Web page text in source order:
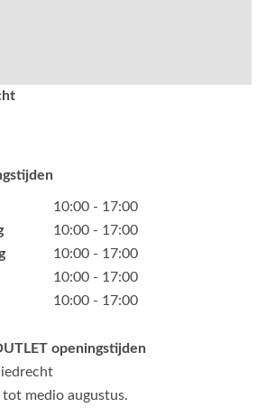
10:00 - 17:00
10:00 - 17:00
10:00 - 17:00
10:00 - 17:00
10:00 - 17:00
openingstijden
medio augustus.